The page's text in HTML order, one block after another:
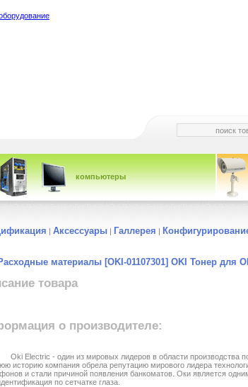
компьютеры
| Аксессуары | Галлерея |
материалы [OKI-01107301] OKI Тонер для
товара
о производителе:
Oki Electric - один из мировых лидеров в области производства
историю компания обрела репутацию мирового лидера
и стали причиной появления банкоматов. Оки является
по сетчатке глаза.